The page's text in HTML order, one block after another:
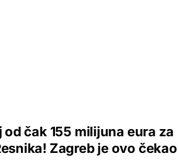
od čak 155 milijuna eura za
Zagreb je ovo čekao